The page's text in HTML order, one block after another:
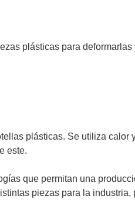
plásticas para
plásticas. Se utiliza calor
este.
que permitan una
piezas para la